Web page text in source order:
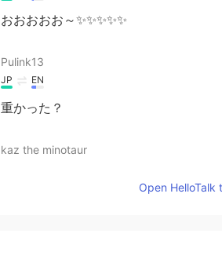
おおおおお～✨✨✨✨✨
Pulink13
JP EN
重かった？
kaz the minotaur
Open HelloTalk